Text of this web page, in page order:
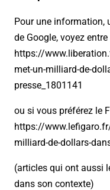
Pour une information,
de Google, voyez
https://
met-un-milliard-de-
presse_1801141
ou si vous préférez le
https://
milliard-de-dollars-
(articles qui ont aussi
dans son contexte)